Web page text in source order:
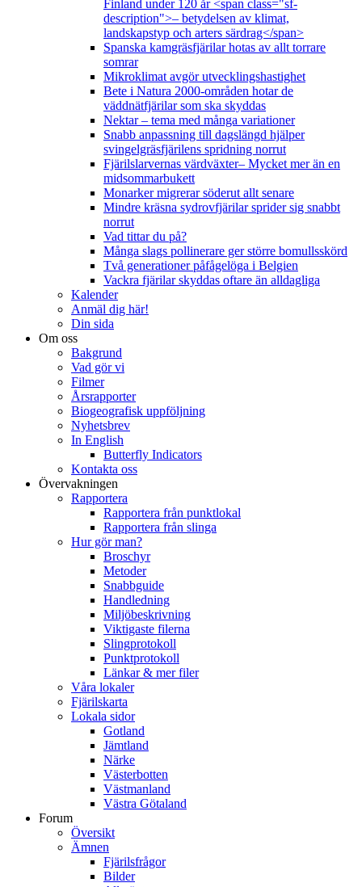
Finland under 120 år <span class="sf-
description">– betydelsen av klimat,
landskapstyp och arters särdrag</span>
Spanska kamgräsfjärilar hotas av allt torrare
somrar
Mikroklimat avgör utvecklingshastighet
Bete i Natura 2000-områden hotar de
väddnätfjärilar som ska skyddas
Nektar – tema med många variationer
Snabb anpassning till dagslängd hjälper
svingelgräsfjärilens spridning norrut
Fjärilslarvernas värdväxter– Mycket mer än en
midsommarbukett
Monarker migrerar söderut allt senare
Mindre kräsna sydrovfjärilar sprider sig snabbt
norrut
Vad tittar du på?
Många slags pollinerare ger större bomullsskörd
Två generationer påfågelöga i Belgien
Vackra fjärilar skyddas oftare än alldagliga
Kalender
Anmäl dig här!
Din sida
Om oss
Bakgrund
Vad gör vi
Filmer
Årsrapporter
Biogeografisk uppföljning
Nyhetsbrev
In English
Butterfly Indicators
Kontakta oss
Övervakningen
Rapportera
Rapportera från punktlokal
Rapportera från slinga
Hur gör man?
Broschyr
Metoder
Snabbguide
Handledning
Miljöbeskrivning
Viktigaste filerna
Slingprotokoll
Punktprotokoll
Länkar & mer filer
Våra lokaler
Fjärilskarta
Lokala sidor
Gotland
Jämtland
Närke
Västerbotten
Västmanland
Västra Götaland
Forum
Översikt
Ämnen
Fjärilsfrågor
Bilder